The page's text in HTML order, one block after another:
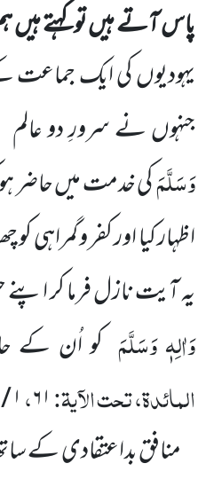
پاس آتے ہیں تو کہتے
یہودیوں کی ایک
جنہوں نے سرورِ دو عالم
وَسَلَّمَکی خدمت میں حاضر
اظہار کیا اور کفر و گمراہی
یہ آیت نازل فرما کر
وَاٰلِہٖ وَسَلَّمَ کو اُن کے
المائدۃ، تحت الآیۃ:۶۱،۱ / ۵۰۸
منافق بداعتقادی کے